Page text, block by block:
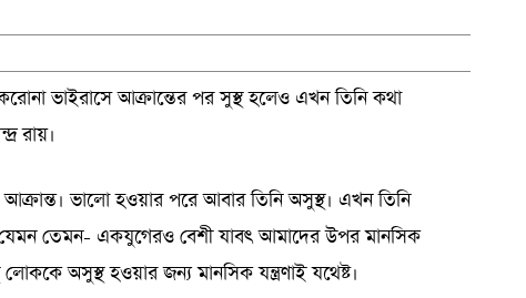
ভাইরাসে আক্রান্তের পর সুস্থ হলেও এখন তিনি কথা
রায়।
ভালো হওয়ার পরে আবার তিনি অসুস্থ। এখন তিনি
তেমন- একযুগেরও বেশী যাবৎ আমাদের উপর মানসিক
অসুস্থ হওয়ার জন্য মানসিক যন্ত্রণাই যথেষ্ট।